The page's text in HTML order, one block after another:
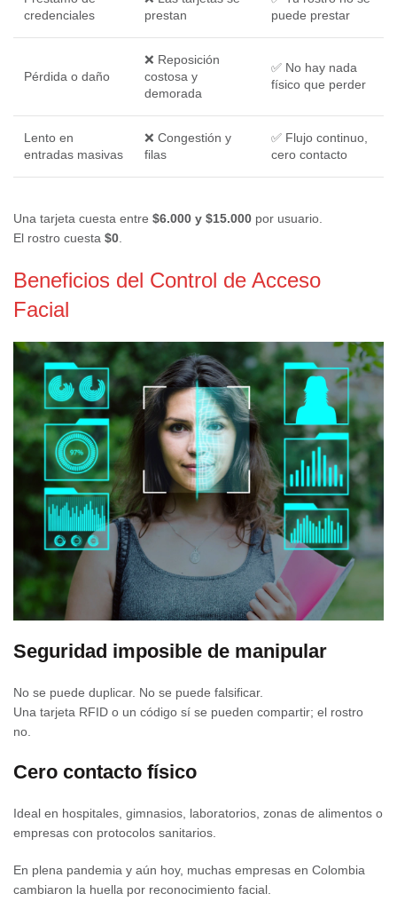
credenciales
prestan
puede prestar
Pérdida o daño
❌ Reposición
costosa y
demorada
✅ No hay nada
físico que perder
Lento en
entradas masivas
❌ Congestión y
filas
✅ Flujo continuo,
cero contacto
Una tarjeta cuesta entre $6.000 y $15.000 por usuario.
El rostro cuesta $0
Beneficios del Control de Acceso
Facial
Seguridad imposible de manipular
No se puede duplicar. No se puede falsificar.
Una tarjeta RFID o un código sí se pueden compartir; el rostro
no.
Cero contacto físico
Ideal en hospitales, gimnasios, laboratorios, zonas de alimentos o
empresas con protocolos sanitarios.
En plena pandemia y aún hoy, muchas empresas en Colombia
cambiaron la huella por reconocimiento facial.